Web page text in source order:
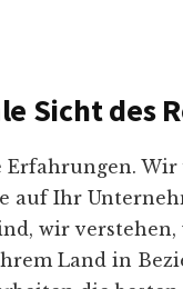
Sicht des
Wir
auf Ihr
wir verstehen,
Land in